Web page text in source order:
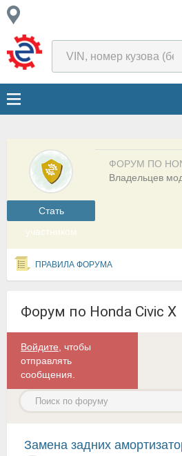
Cтать
участником
ФОРУМ ПО
Владельцев
ПРАВИЛА ФОРУМА
Форум по Honda Civic X
Войдите , чтобы
отправлять
сообщения.
замена задних